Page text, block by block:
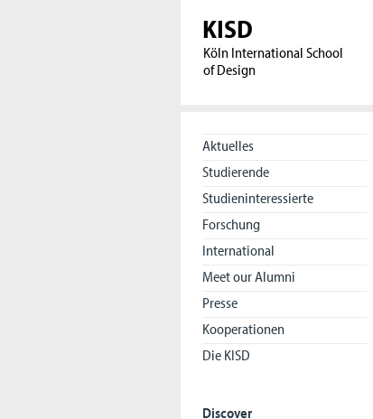
KISD
Köln International School
of Design
Aktuelles
Studierende
Studieninteressierte
Forschung
International
Meet our Alumni
Presse
Kooperationen
Die KISD
Discover